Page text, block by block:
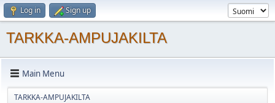
Log in Sign up
TARKKA-AMPUJAKILTA
Main Menu
TARKKA-AMPUJAKILTA